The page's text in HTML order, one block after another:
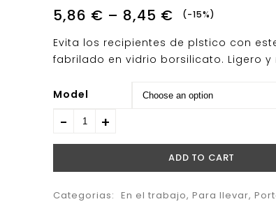
-15%
5,86 € – 8,45 €
Evita los recipientes de plstico con
fabrilado en vidrio borsilicato. Ligero y
Model
ADD TO CART
Categorias: En el trabajo, Para llevar,